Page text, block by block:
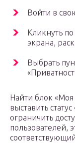
Войти в
Кликнуть
экрана,
Выбрать
Найти блок «Моя
выставить
ограничить
пользователей,
соответствующий